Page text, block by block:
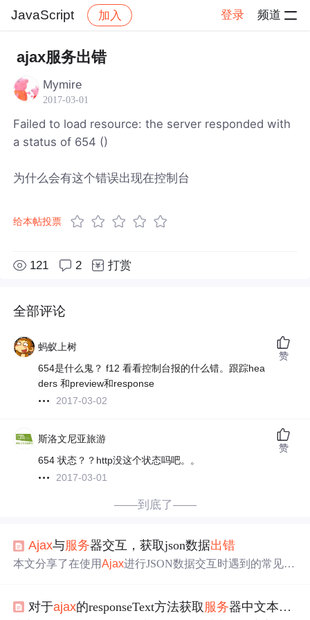
JavaScript 加入 登录 频道
社区 JavaScript
ajax服务出错
Mymire
2017-03-01
Failed to load resource: the server responded with
a status of 654 ()
为什么会有这个错误出现在控制台
给本帖投票
121 2 打赏
全部评论
蚂蚁上树
654是什么鬼？ f12 看看控制台报的什么错。跟踪hea
ders 和preview和response
2017-03-02
赞
斯洛文尼亚旅游
654 状态？？http没这个状态吗吧。。
2017-03-01
赞
——到底了——
Ajax与服务器交互，获取json数据出错
本文分享了在使用Ajax进行JSON数据交互时遇到的常见错
对于ajax的responseText方法获取 服务器中文本内容